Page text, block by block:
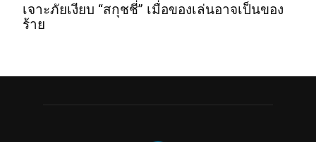
เจาะภัยเงียบ “สกุชชี่” เมื่อของเล่นอาจเป็นของ
ร้าย